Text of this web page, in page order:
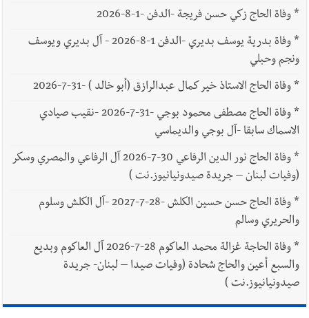
*وفاة الحاج زكي حسن فريجة -الدفن -1-8-2026
*
وفاة بدرية يوسف بديري -الدفن 1-8-2026 - آل بديري ويوسف
ونجم وحبلي
*وفاة الحاج الاستاذ خير كمال عبدالرازق (أبو خالد ) -31-7-2026
*
وفاة الحاج مصطفى محمود بوجي -31-7-2026 -نقيب صيادي
الاسماك سابقا -آل بوجي والديماسي
*
وفاة الحاج نور الدين الرفاعي 30-7-2026 آل الرفاعي والمصري وسكر
(وفيات لبنان – جريدة صيدونيانيوز.نت )
*
وفاة الحاج حسن حسين الكلش -28-7-2027 -آل الكلش وسلوم
والحريري وسالم
*
وفاة الحاجة غزالة محمد العاكوم 28-7-2026 آل العاكوم وبديع
والسبع أعين والحاج شحادة (وفيات صيدا – لبنان- جريدة
صيدونيانيوز.نت )